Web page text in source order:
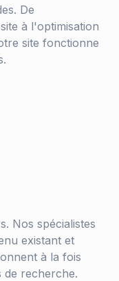
De
à l'optimisation
site fonctionne
Nos spécialistes
existant et
à la fois
de recherche.